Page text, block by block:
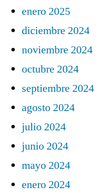
enero 2025
diciembre 2024
noviembre 2024
octubre 2024
septiembre 2024
agosto 2024
julio 2024
junio 2024
mayo 2024
enero 2024